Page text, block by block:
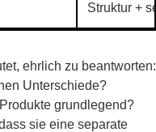
Struktur +
ehrlich zu beantworten:
Unterschiede?
grundlegend?
sie eine separate